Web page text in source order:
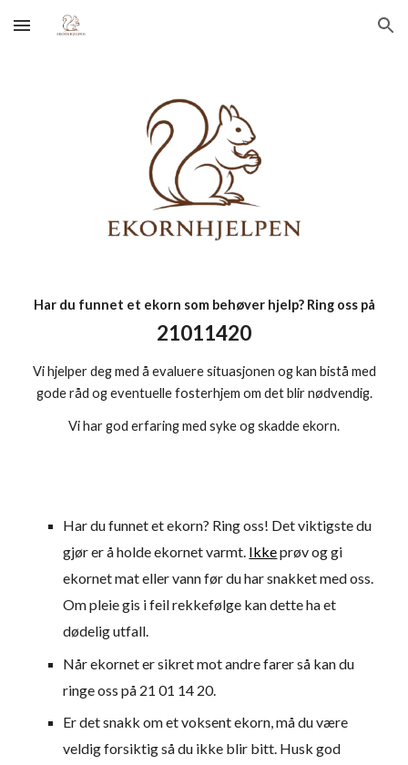
Skip to main content Skip to navigation
Har du funnet et ekorn som behøver hjelp? Ring oss på
21011420
Vi hjelper deg med å evaluere situasjonen og kan bistå med
gode råd og eventuelle fosterhjem om det blir nødvendig.
Vi hargod erfaring med sykeogskadde ekorn.
Har du funnet et ekorn? Ring oss! Det viktigste du
gjør er å holde ekornet varmt. Ikkeprøv og gi
ekornet mat eller vann før du har snakket med oss.
Om pleie gis i feil rekkefølge kan dette ha et
dødelig utfall.
Når ekornet er sikret mot andre farer så kan du
ringe oss på 21 01 14 20.
Er det snakk om et voksent ekorn, må du være
veldig forsiktig så du ikke blir bitt. Husk god